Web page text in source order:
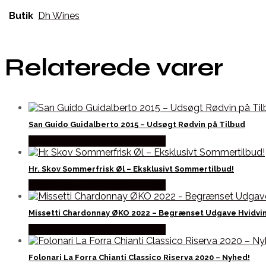
Butik Dh Wines
Relaterede varer
San Guido Guidalberto 2015 – Udsøgt Rødvin på Tilbud
Hr. Skov Sommerfrisk Øl – Eksklusivt Sommertilbud!
Missetti Chardonnay ØKO 2022 – Begrænset Udgave
Folonari La Forra Chianti Classico Riserva 2020 – Nyhed!